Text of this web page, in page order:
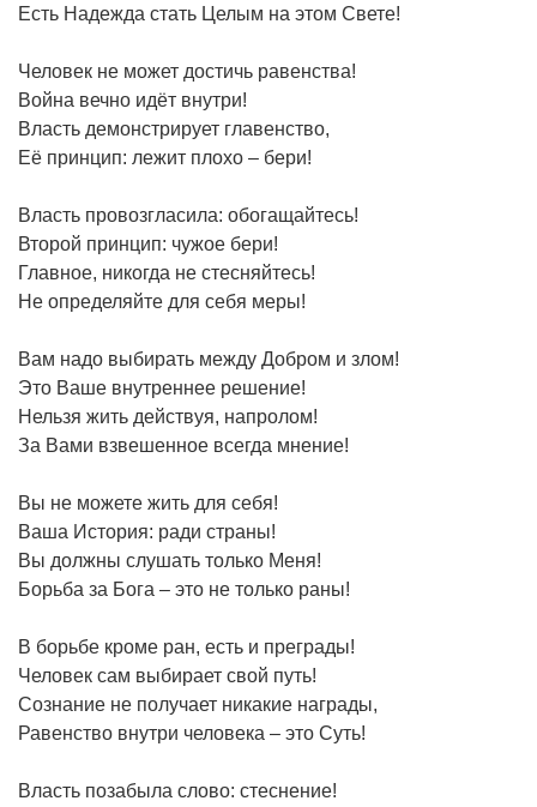
Есть Надежда стать Целым на этом Свете!
Человек не может достичь равенства!
Война вечно идёт внутри!
Власть демонстрирует главенство,
Её принцип: лежит плохо – бери!
Власть провозгласила: обогащайтесь!
Второй принцип: чужое бери!
Главное, никогда не стесняйтесь!
Не определяйте для себя меры!
Вам надо выбирать между Добром и злом!
Это Ваше внутреннее решение!
Нельзя жить действуя, напролом!
За Вами взвешенное всегда мнение!
Вы не можете жить для себя!
Ваша История: ради страны!
Вы должны слушать только Меня!
Борьба за Бога – это не только раны!
В борьбе кроме ран, есть и преграды!
Человек сам выбирает свой путь!
Сознание не получает никакие награды,
Равенство внутри человека – это Суть!
Власть позабыла слово: стеснение!